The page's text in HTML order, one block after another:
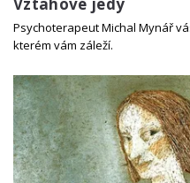
Vztahové jedy
Psychoterapeut Michal Mynář
kterém vám záleží.